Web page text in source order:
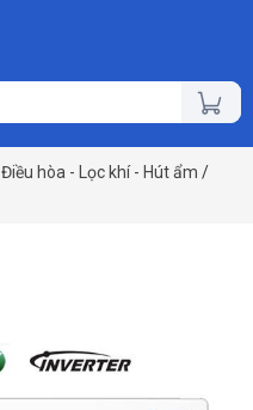
Điều hòa - Lọc khí - Hút ẩm /